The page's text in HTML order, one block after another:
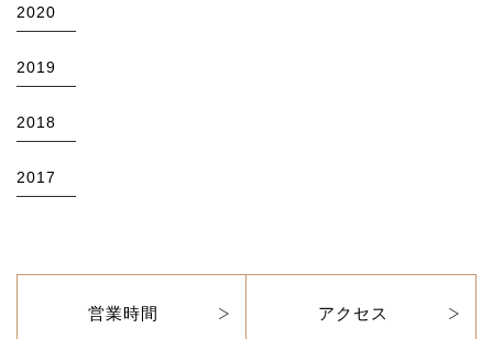
2020
2019
2018
2017
営業時間 アクセス